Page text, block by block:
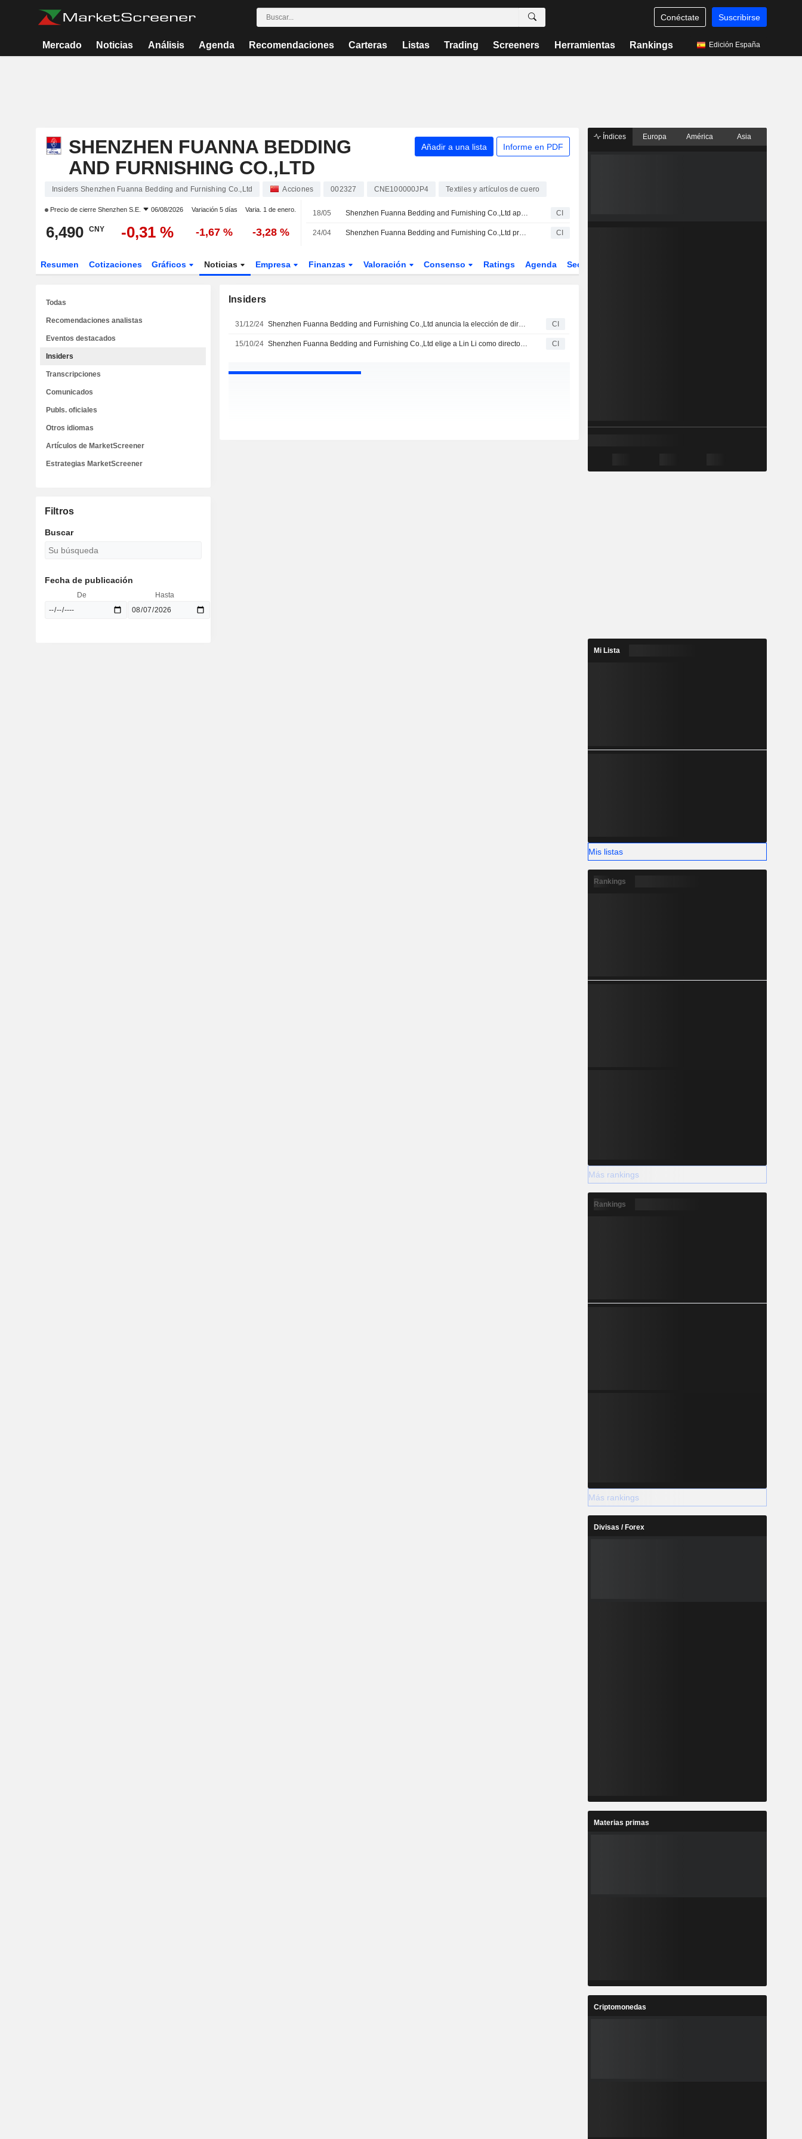
Conéctate Suscribirse
Mercado Noticias Análisis Agenda Recomendaciones Carteras Listas Trading Screeners Herramientas Rankings Edición España
SHENZHEN FUANNA BEDDING
AND FURNISHING CO.,LTD
Añadir a una lista Informe en PDF
Insiders Shenzhen Fuanna Bedding and Furnishing Co.,Ltd Acciones 002327 CNE100000JP4 Textiles y artículos de cuero
Precio de cierre Shenzhen S.E. 06/08/2026 Variación 5 días Varia. 1 de enero.
6,490 CNY -0,31 % -1,67 % -3,28 %
18/05 Shenzhen Fuanna Bedding and Furnishing Co.,Ltd aprueba el dividendo en efectivo para 2025 CI
24/04 Shenzhen Fuanna Bedding and Furnishing Co.,Ltd presenta sus resultados financieros del primer trimestre finalizado el 31 de marzo de 2026 CI
Resumen Cotizaciones Gráficos Noticias Empresa Finanzas Valoración Consenso Ratings Agenda Sector
Insiders
31/12/24 Shenzhen Fuanna Bedding and Furnishing Co.,Ltd anuncia la elección de directores independientes CI
15/10/24 Shenzhen Fuanna Bedding and Furnishing Co.,Ltd elige a Lin Li como director independiente CI
Todas
Recomendaciones analistas
Eventos destacados
Insiders
Transcripciones
Comunicados
Publs. oficiales
Otros idiomas
Artículos de MarketScreener
Estrategias MarketScreener
Filtros
Buscar
Fecha de publicación
De Hasta
Índices Europa América Asia
Mi Lista
Mis listas
Rankings
Más rankings
Rankings
Más rankings
Divisas / Forex
Materias primas
Criptomonedas